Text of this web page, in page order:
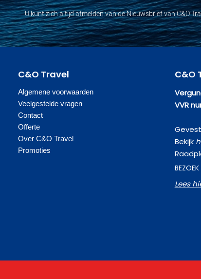
U kunt zich altijd afmelden van de Nieuwsbrief van C&O
C&O Travel
Algemene voorwaarden
Veelgestelde vragen
Contact
Offerte
Over C&O Travel
Promoties
C&O
VVR
Bekijk
Lees